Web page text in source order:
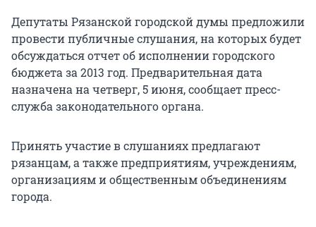
Депутаты Рязанской городской думы предложили
провести публичные слушания, на которых будет
обсуждаться отчет об исполнении городского
бюджета за 2013 год. Предварительная дата
назначена на четверг, 5 июня, сообщает пресс-
служба законодательного органа.
Принять участие в слушаниях предлагают
рязанцам, а также предприятиям, учреждениям,
организациям и общественным объединениям
города.